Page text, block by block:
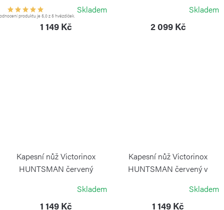
produktu je 5,0 z 5 hvězdiček.
Skladem
1 149 Kč
Skladem
2 099 Kč
Kapesní nůž Victorinox
HUNTSMAN červený
Skladem
1 149 Kč
Kapesní nůž Victorinox
HUNTSMAN červený v
Skladem
1 149 Kč